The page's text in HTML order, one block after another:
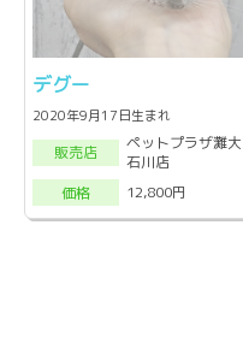
デグー
2020年9月17日生まれ
販売店
ペットプラザ灘大
石川店
価格
12,800円